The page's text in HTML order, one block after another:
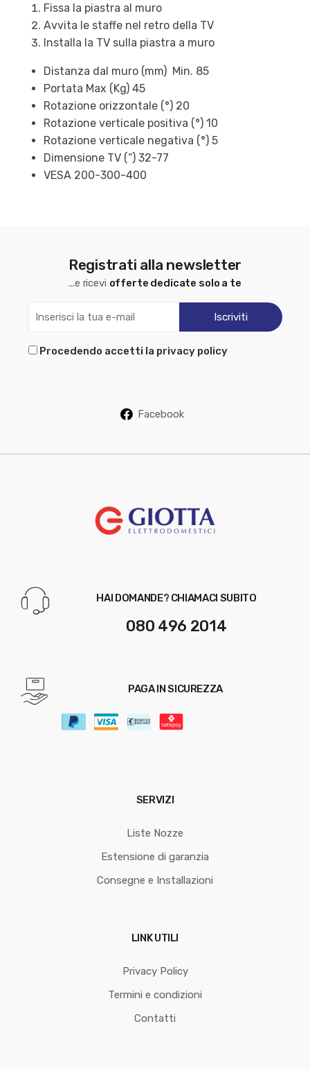
Fissa la piastra al muro
Avvita le staffe nel retro della TV
Installa la TV sulla piastra a muro
Distanza dal muro (mm) Min. 85
Portata Max (Kg) 45
Rotazione orizzontale (°) 20
Rotazione verticale positiva (°) 10
Rotazione verticale negativa (°) 5
Dimensione TV (“) 32-77
VESA 200-300-400
Registrati alla newsletter
...e ricevi offerte dedicate solo a te
Procedendo accetti la privacy policy
Facebook
HAI DOMANDE? CHIAMACI SUBITO
080 496 2014
PAGA IN SICUREZZA
SERVIZI
Liste Nozze
Estensione di garanzia
Consegne e Installazioni
LINK UTILI
Privacy Policy
Termini e condizioni
Contatti